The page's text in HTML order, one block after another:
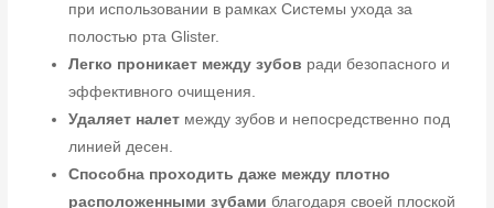
при использовании в рамках Системы ухода за
полостью рта Glister.
Легко проникает между зубов ради безопасного и
эффективного очищения.
Удаляет налет между зубов и непосредственно под
линией десен.
Способна проходить даже между плотно
расположенными зубами благодаря своей плоской